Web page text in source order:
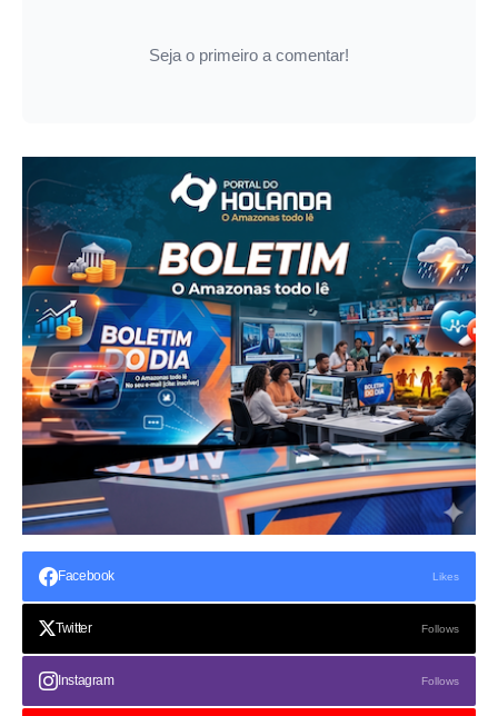
Seja o primeiro a comentar!
Facebook Likes
Twitter Follows
Instagram Follows